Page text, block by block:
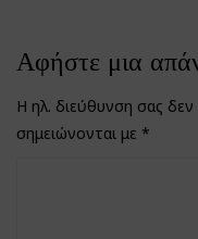
Αφήστε μια
Η ηλ. διεύθυνση σας δεν
σημειώνονται με *